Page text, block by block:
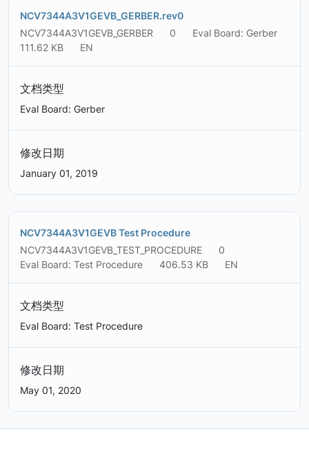
NCV7344A3V1GEVB_GERBER.rev0
NCV7344A3V1GEVB_GERBER
0
Eval Board: Gerber
111.62 KB
EN
文档类型
Eval Board: Gerber
修改日期
January 01, 2019
NCV7344A3V1GEVB Test Procedure
NCV7344A3V1GEVB_TEST_PROCEDURE
0
Eval Board: Test Procedure
406.53 KB EN
文档类型
Eval Board: Test Procedure
修改日期
May 01, 2020